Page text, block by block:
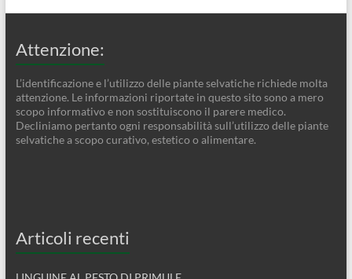
Attenzione:
L’identificazione e l’utilizzo delle piante selvatiche richiede molta
attenzione. Le informazioni riportate in questo sito sono a mero
scopo informativo e non sostituiscono il parere medico.
Decliniamo pertanto ogni responsabilità sull’utilizzo delle piante
selvatiche a scopo curativo, estetico o alimentare.
Articoli recenti